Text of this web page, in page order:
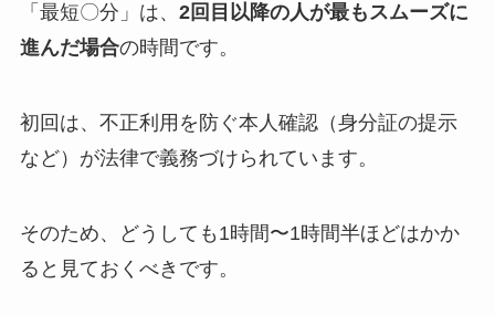
「最短〇分」は、 2回目以降の人が最もスムーズに
進んだ場合の時間です。
初回は、不正利用を防ぐ本人確認（身分証の提示
など）が法律で義務づけられています。
そのため、どうしても1時間〜1時間半ほどはかか
ると見ておくべきです。